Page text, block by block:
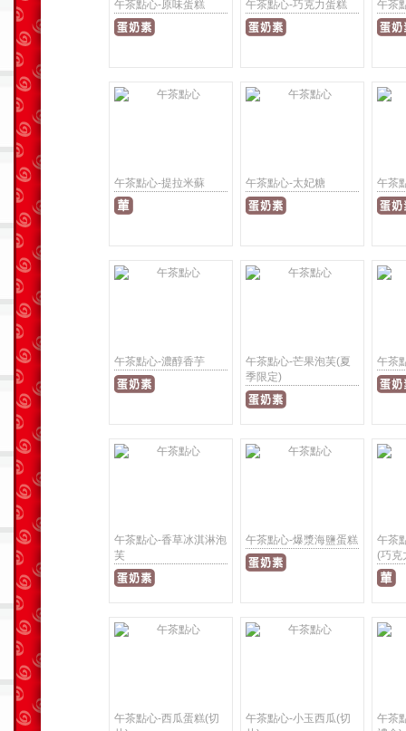
午茶點心-原味蛋糕 午茶點心-巧克力蛋糕 午茶
午茶點心-提拉米蘇 午茶點心-太妃糖 午茶
午茶點心-濃醇香芋
午茶點心-芒果泡芙(夏
季限定)
午茶
午茶點心-香草冰淇淋泡
芙
午茶點心-爆漿海鹽蛋糕
午茶
(巧克
午茶點心-西瓜蛋糕(切
午茶點心-小玉西瓜(切
午茶